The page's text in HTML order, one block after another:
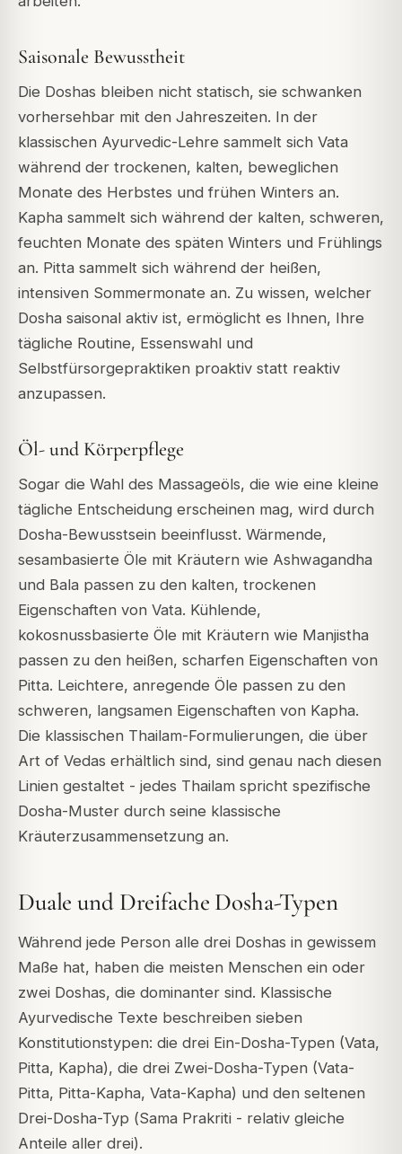
Saisonale Bewusstheit
Die Doshas bleiben nicht statisch, sie schwanken
vorhersehbar mit den Jahreszeiten. In der
klassischen Ayurvedic-Lehre sammelt sich Vata
während der trockenen, kalten, beweglichen
Monate des Herbstes und frühen Winters an.
Kapha sammelt sich während der kalten, schweren,
feuchten Monate des späten Winters und Frühlings
an. Pitta sammelt sich während der heißen,
intensiven Sommermonate an. Zu wissen, welcher
Dosha saisonal aktiv ist, ermöglicht es Ihnen, Ihre
tägliche Routine, Essenswahl und
Selbstfürsorgepraktiken proaktiv statt reaktiv
anzupassen.
Öl- und Körperpflege
Sogar die Wahl des Massageöls, die wie eine kleine
tägliche Entscheidung erscheinen mag, wird durch
Dosha-Bewusstsein beeinflusst. Wärmende,
sesambasierte Öle mit Kräutern wie Ashwagandha
und Bala passen zu den kalten, trockenen
Eigenschaften von Vata. Kühlende,
kokosnussbasierte Öle mit Kräutern wie Manjistha
passen zu den heißen, scharfen Eigenschaften von
Pitta. Leichtere, anregende Öle passen zu den
schweren, langsamen Eigenschaften von Kapha.
Die klassischen Thailam-Formulierungen, die über
Art of Vedas erhältlich sind, sind genau nach diesen
Linien gestaltet - jedes Thailam spricht spezifische
Dosha-Muster durch seine klassische
Kräuterzusammensetzung an.
Duale und Dreifache Dosha-Typen
Während jede Person alle drei Doshas in gewissem
Maße hat, haben die meisten Menschen ein oder
zwei Doshas, die dominanter sind. Klassische
Ayurvedische Texte beschreiben sieben
Konstitutionstypen: die drei Ein-Dosha-Typen (Vata,
Pitta, Kapha), die drei Zwei-Dosha-Typen (Vata-
Pitta, Pitta-Kapha, Vata-Kapha) und den seltenen
Drei-Dosha-Typ (Sama Prakriti - relativ gleiche
Anteile aller drei).